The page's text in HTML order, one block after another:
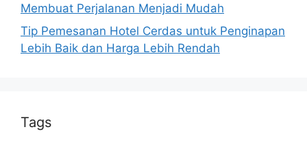
Membuat Perjalanan Menjadi Mudah
Tip Pemesanan Hotel Cerdas untuk Penginapan
Lebih Baik dan Harga Lebih Rendah
Tags